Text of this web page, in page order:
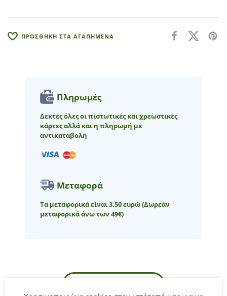
ΠΡΟΣΘΗΚΗ ΣΤΑ ΑΓΑΠΗΜΕΝΑ
Πληρωμές
Δεκτές όλες οι πιστωτικές και χρεωστικές
κάρτες αλλά και η πληρωμή με
αντικαταβολή
Μεταφορά
Τα μεταφορικά είναι 3.50 ευρώ(Δωρεάν
μεταφορικά άνω των 49€)